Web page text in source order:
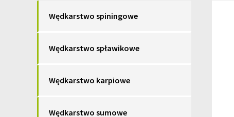
Wędkarstwo spiningowe
Wędkarstwo spławikowe
Wędkarstwo karpiowe
Wędkarstwo sumowe